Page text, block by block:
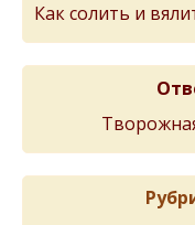
Как солить и